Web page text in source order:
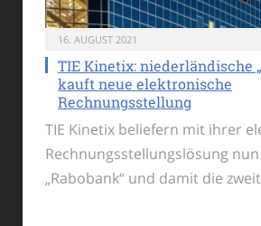
16. AUGUST 2021
TIE Kinetix: niederländische
kauft neue elektronische
Rechnungsstellung
TIE Kinetix beliefern mit ihrer
Rechnungsstellungslösung
„Rabobank“ und damit die